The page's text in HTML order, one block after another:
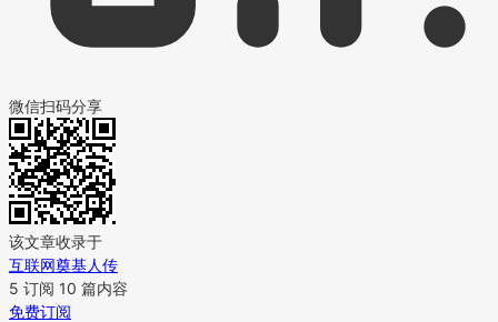
微信扫码分享
该文章收录于
互联网奠基人传
5 订阅 10 篇内容
免费订阅